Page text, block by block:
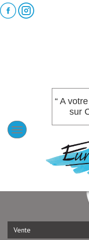
“ A
sur
Vente